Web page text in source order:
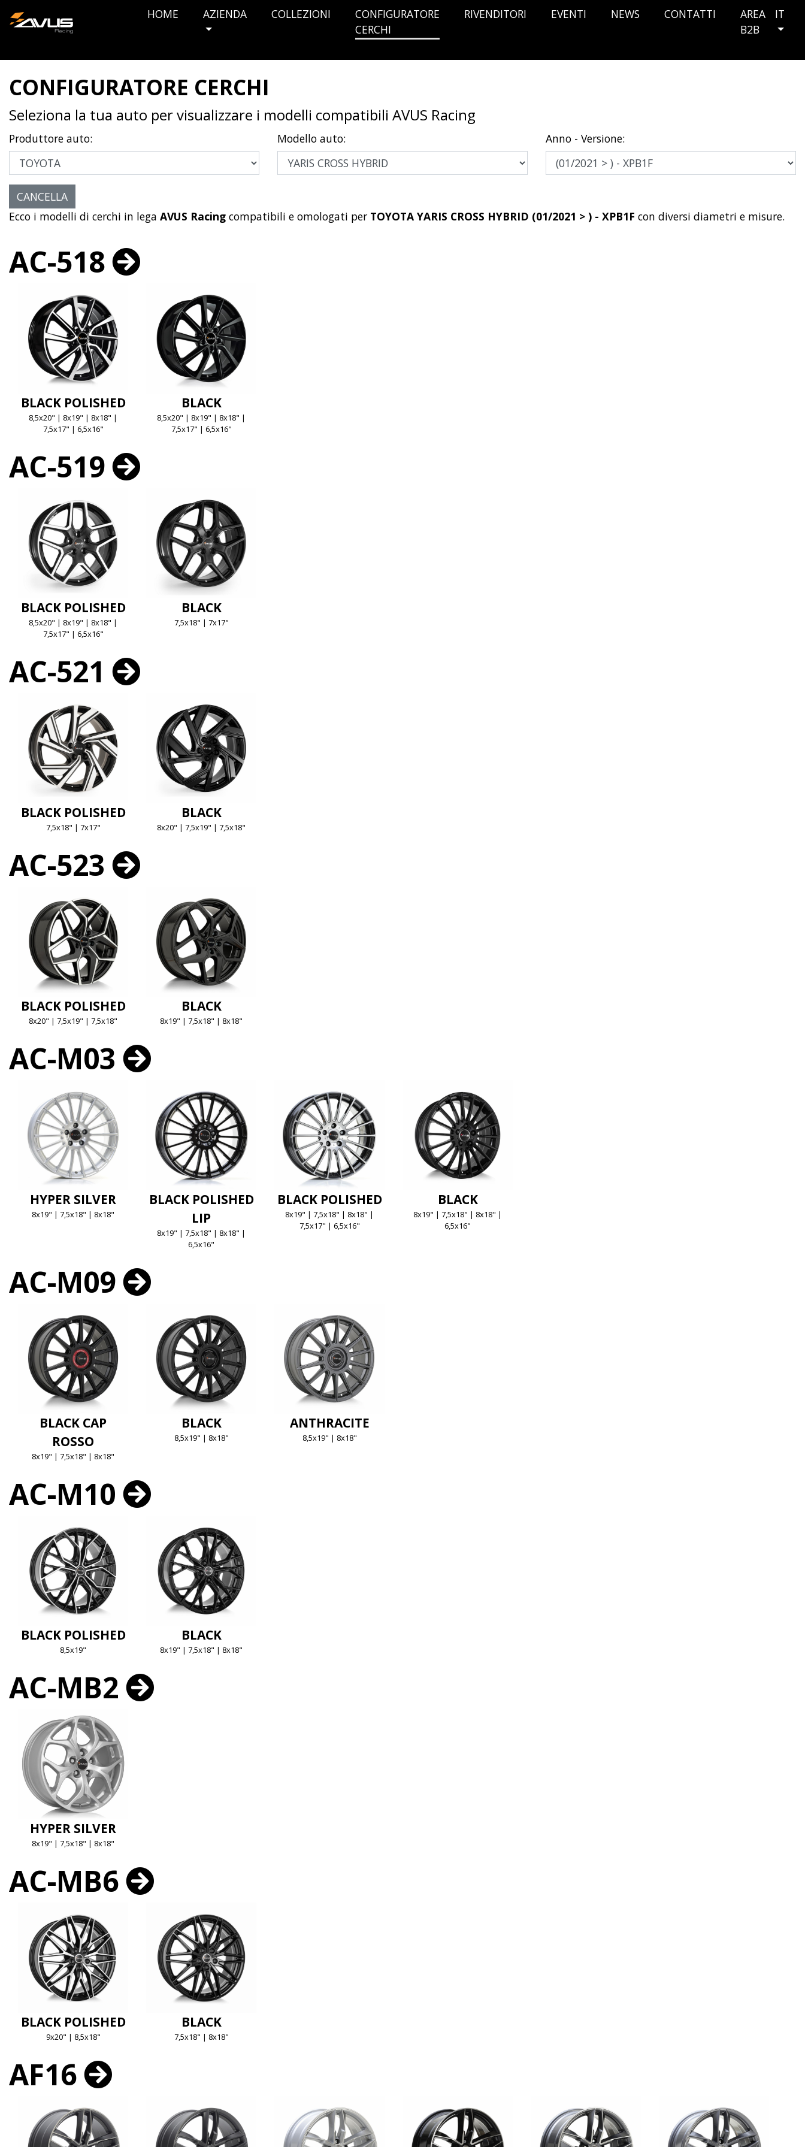
HOME AZIENDA COLLEZIONI
CONFIGURATORE
CERCHI
RIVENDITORI EVENTI NEWS CONTATTI
AREA
B2B
IT
CONFIGURATORE CERCHI
Seleziona la tua auto per visualizzare i modelli compatibili AVUS Racing
Produttore auto: Modello auto: Anno - Versione:
Ecco i modelli di cerchi in lega AVUS Racing compatibili e omologati per TOYOTA YARIS CROSS HYBRID (01/2021 > ) - XPB1F con diversi diametri e misure.
AC-518
BLACK POLISHED
8,5x20" | 8x19" | 8x18" |
7,5x17" | 6,5x16"
BLACK
8,5x20" | 8x19" | 8x18" |
7,5x17" | 6,5x16"
AC-519
BLACK POLISHED
8,5x20" | 8x19" | 8x18" |
7,5x17" | 6,5x16"
BLACK
7,5x18" | 7x17"
AC-521
BLACK POLISHED
7,5x18" | 7x17"
BLACK
8x20" | 7,5x19" | 7,5x18"
AC-523
BLACK POLISHED
8x20" | 7,5x19" | 7,5x18"
BLACK
8x19" | 7,5x18" | 8x18"
AC-M03
HYPER SILVER
8x19" | 7,5x18" | 8x18"
BLACK POLISHED
LIP
8x19" | 7,5x18" | 8x18" |
6,5x16"
BLACK POLISHED
8x19" | 7,5x18" | 8x18" |
7,5x17" | 6,5x16"
BLACK
8x19" | 7,5x18" | 8x18" |
6,5x16"
AC-M09
BLACK CAP
ROSSO
8x19" | 7,5x18" | 8x18"
BLACK
8,5x19" | 8x18"
ANTHRACITE
8,5x19" | 8x18"
AC-M10
BLACK POLISHED
8,5x19"
BLACK
8x19" | 7,5x18" | 8x18"
AC-MB2
HYPER SILVER
8x19" | 7,5x18" | 8x18"
AC-MB6
BLACK POLISHED
9x20" | 8,5x18"
BLACK
7,5x18" | 8x18"
AF16